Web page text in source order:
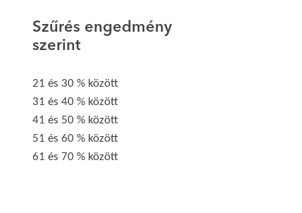
Szűrés engedmény
szerint
21 és 30 % között
31 és 40 % között
41 és 50 % között
51 és 60 % között
61 és 70 % között